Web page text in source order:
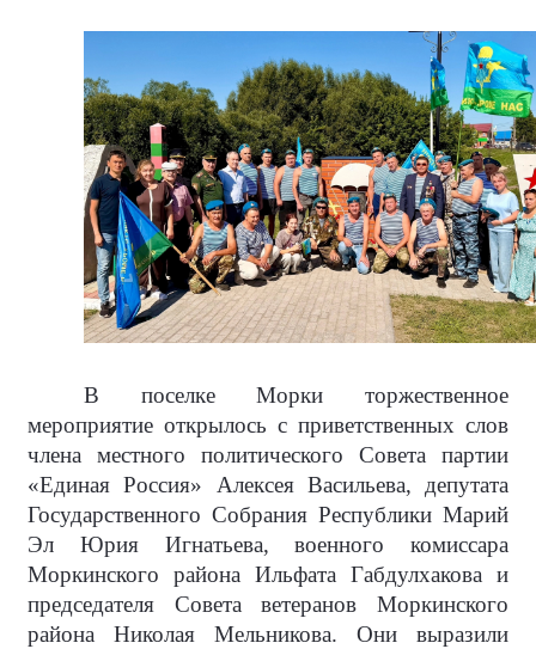
В поселке Морки торжественное
мероприятие открылось с приветственных слов
члена местного политического Совета партии
«Единая Россия» Алексея Васильева, депутата
Государственного Собрания Республики Марий
Эл Юрия Игнатьева, военного комиссара
Моркинского района Ильфата Габдулхакова и
председателя Совета ветеранов Моркинского
района Николая Мельникова. Они выразили